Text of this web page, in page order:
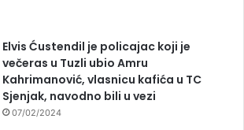
Elvis Ćustendil je policajac koji je
večeras u Tuzli ubio Amru
Kahrimanović, vlasnicu kafića u TC
Sjenjak, navodno bili u vezi
07/02/2024